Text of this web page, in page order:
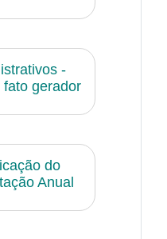
-
fato gerador
do
Anual